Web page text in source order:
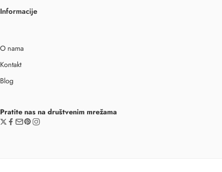
Informacije
O nama
Kontakt
Blog
Pratite nas na društvenim mrežama